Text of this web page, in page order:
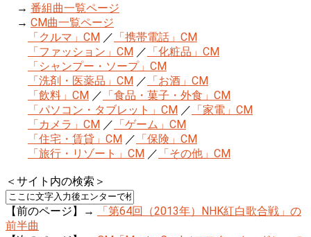
→ 番組曲一覧ページ
→ CM曲一覧ページ
「クルマ」CM ／ 「携帯電話」CM
「ファッション」CM ／ 「化粧品」CM
「シャンプー・ソープ」CM
「洗剤・医薬品」CM ／ 「お酒」CM
「飲料」CM ／ 「食品・菓子・外食」CM
「パソコン・タブレット」CM ／ 「家電」CM
「カメラ」CM ／ 「ゲーム」CM
「住宅・賃貸」CM ／ 「保険」CM
「旅行・リゾート」CM ／ 「その他」CM
＜サイト内の検索＞
【前のページ】→
「第64回（2013年）NHK紅白歌合戦」の
前半曲